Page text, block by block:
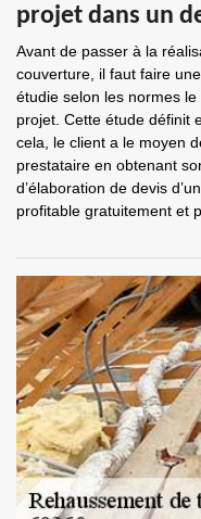
projet dans un
Avant de passer à la
couverture, il faut faire
étudie selon les normes
projet. Cette étude définit
cela, le client a le moyen
prestataire en obtenant
d’élaboration de devis
profitable gratuitement et